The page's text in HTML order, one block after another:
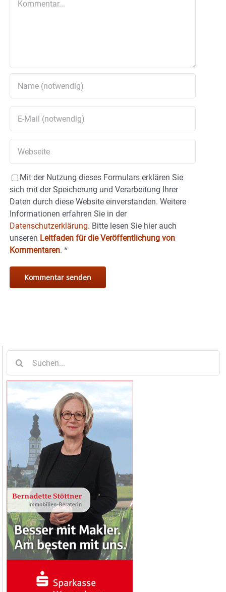
Mit der Nutzung dieses Formulars erklären Sie
sich mit der Speicherung und Verarbeitung Ihrer
Daten durch diese Website einverstanden. Weitere
Informationen erfahren Sie in der
Datenschutzerklärung. Bitte lesen Sie hier auch
unseren Leitfaden für die Veröffentlichung von
Kommentaren. *
nach: